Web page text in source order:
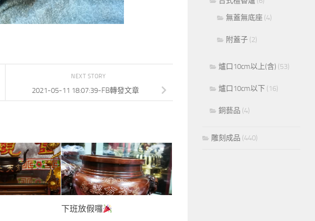
NEXT STORY
2021-05-11 18:07:39-FB轉發文章
下班放假囉
無蓋無底座 (4)
附蓋子 (2)
爐口10cm以上(含) (53)
爐口10cm以下 (16)
銅藝品 (4)
雕刻成品 (440)